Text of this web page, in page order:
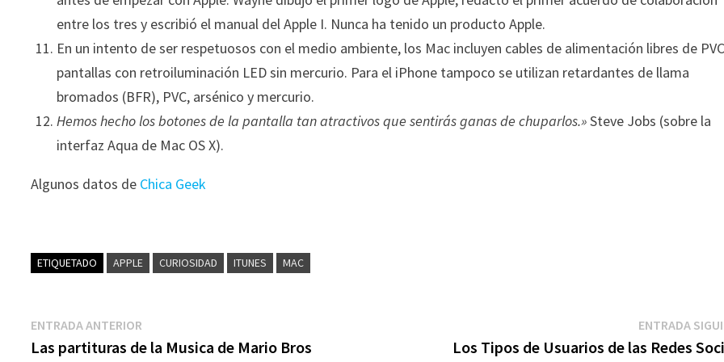
entre los tres y escribió el manual del Apple I. Nunca ha tenido un producto Apple.
En un intento de ser respetuosos con el medio ambiente, los Mac incluyen cables de alimentación libres de
pantallas con retroiluminación LED sin mercurio. Para el iPhone tampoco se utilizan retardantes de llama
bromados (BFR), PVC, arsénico y mercurio.
Hemos hecho los botones de la pantalla tan atractivos que sentirás ganas de chuparlos.»Steve Jobs (sobre la
interfaz Aqua de Mac OS X).
Algunos datos de Chica Geek
ETIQUETADO APPLE CURIOSIDAD ITUNES MAC
Navegación
ENTRADA ANTERIOR
anterior:
Las partituras de la Musica de Mario Bros
ENTRADA
Los Tipos de Usuarios de las Redes